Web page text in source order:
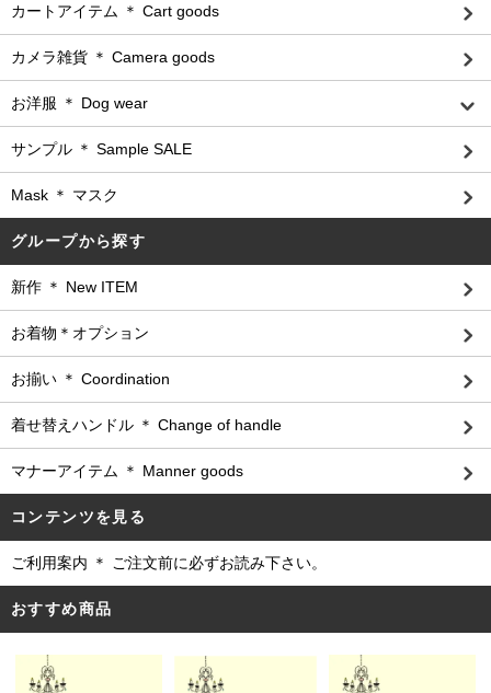
カートアイテム ＊ Cart goods
カメラ雑貨 ＊ Camera goods
お洋服 ＊ Dog wear
サンプル ＊ Sample SALE
Mask ＊ マスク
グループから探す
新作 ＊ New ITEM
お着物＊オプション
お揃い ＊ Coordination
着せ替えハンドル ＊ Change of handle
マナーアイテム ＊ Manner goods
コンテンツを見る
ご利用案内 ＊ ご注文前に必ずお読み下さい。
おすすめ商品